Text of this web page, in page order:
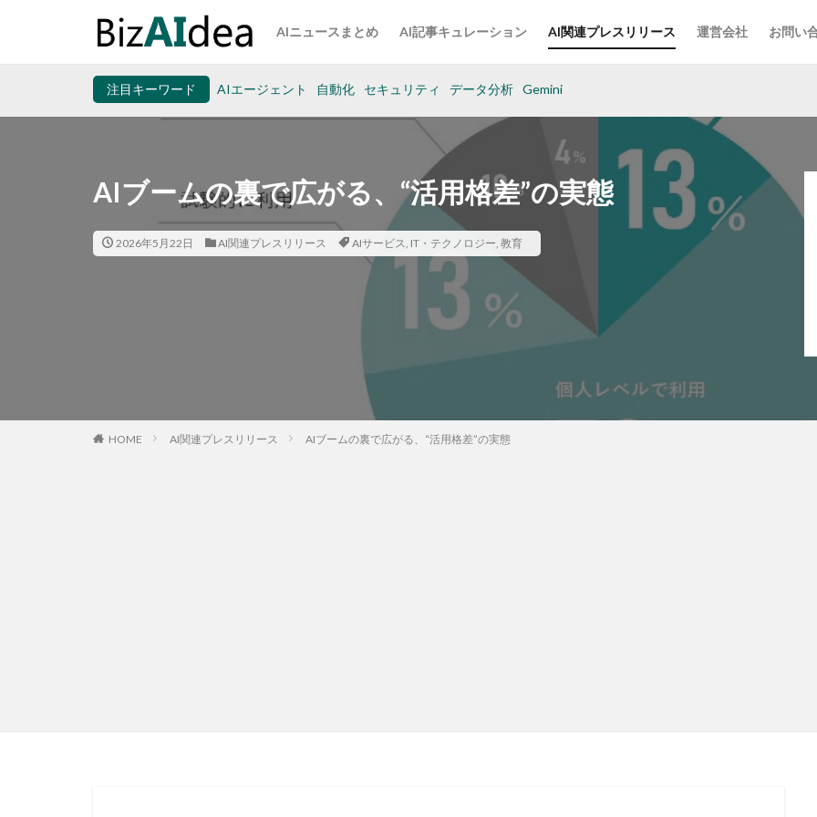
AIニュースまとめ AI記事キュレーション AI関連プレスリリース 運営会社 お問い
注目キーワード AIエージェント 自動化 セキュリティ データ分析 Gemini
AIブームの裏で広がる、“活用格差”の実態
2026年5月22日 AI関連プレスリリース AIサービス, IT・テクノロジー, 教育
HOME AI関連プレスリリース AIブームの裏で広がる、“活用格差”の実態